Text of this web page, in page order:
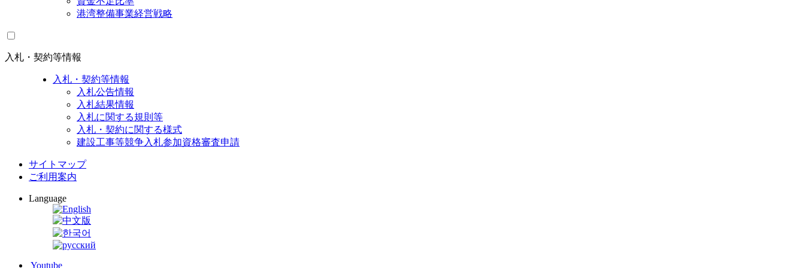
港湾整備事業経営戦略
入札・契約等情報
入札・契約等情報
入札公告情報
入札結果情報
入札に関する規則等
入札・契約に関する様式
建設工事等競争入札参加資格審査申請
サイトマップ
ご利用案内
Language
Youtube